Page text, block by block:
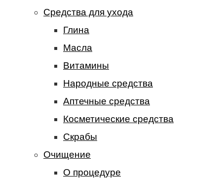
Средства для ухода
Глина
Масла
Витамины
Народные средства
Аптечные средства
Косметические средства
Скрабы
Очищение
О процедуре